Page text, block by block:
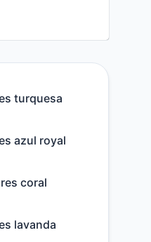
turquesa
azul royal
coral
lavanda